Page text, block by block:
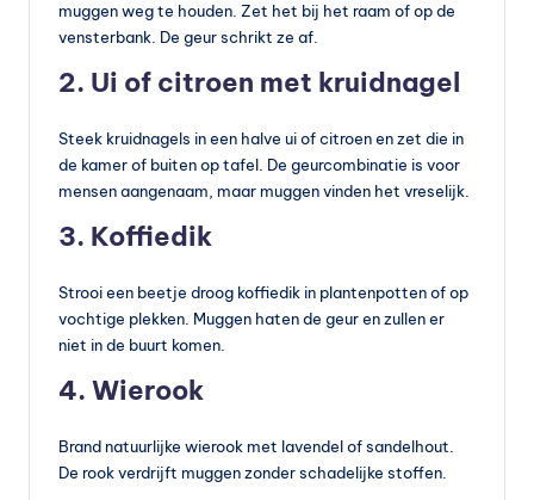
muggen weg te houden. Zet het bij het raam of op de
vensterbank. De geur schrikt ze af.
2. Ui of citroen met kruidnagel
Steek kruidnagels in een halve ui of citroen en zet die in
de kamer of buiten op tafel. De geurcombinatie is voor
mensen aangenaam, maar muggen vinden het vreselijk.
3. Koffiedik
Strooi een beetje droog koffiedik in plantenpotten of op
vochtige plekken. Muggen haten de geur en zullen er
niet in de buurt komen.
4. Wierook
Brand natuurlijke wierook met lavendel of sandelhout.
De rook verdrijft muggen zonder schadelijke stoffen.